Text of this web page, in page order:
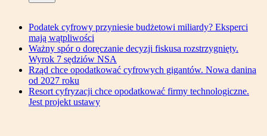
Podatek cyfrowy przyniesie budżetowi miliardy? Eksperci
mają wątpliwości
Ważny spór o doręczanie decyzji fiskusa rozstrzygnięty.
Wyrok 7 sędziów NSA
Rząd chce opodatkować cyfrowych gigantów. Nowa danina
od 2027 roku
Resort cyfryzacji chce opodatkować firmy technologiczne.
Jest projekt ustawy